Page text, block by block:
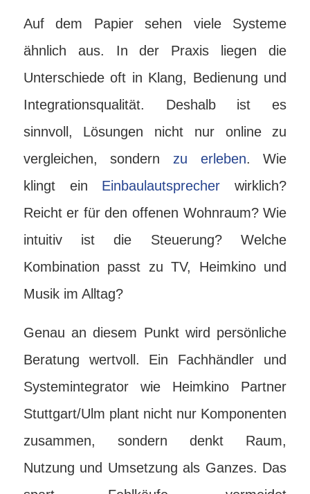
Auf dem Papier sehen viele Systeme
ähnlich aus. In der Praxis liegen die
Unterschiede oft in Klang, Bedienung und
Integrationsqualität. Deshalb ist es
sinnvoll, Lösungen nicht nur online zu
vergleichen, sondern zu erleben. Wie
klingt ein Einbaulautsprecher wirklich?
Reicht er für den offenen Wohnraum? Wie
intuitiv ist die Steuerung? Welche
Kombination passt zu TV, Heimkino und
Musik im Alltag?
Genau an diesem Punkt wird persönliche
Beratung wertvoll. Ein Fachhändler und
Systemintegrator wie Heimkino Partner
Stuttgart/Ulm plant nicht nur Komponenten
zusammen, sondern denkt Raum,
Nutzung und Umsetzung als Ganzes. Das